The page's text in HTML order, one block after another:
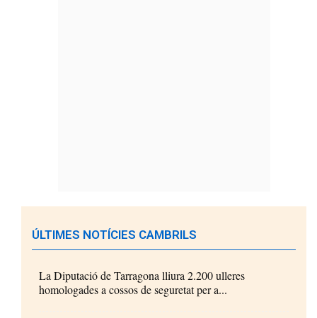
ÚLTIMES NOTÍCIES CAMBRILS
La Diputació de Tarragona lliura 2.200 ulleres
homologades a cossos de seguretat per a...